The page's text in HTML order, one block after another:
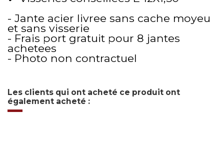
- Jante acier livree sans cache moyeu
et sans visserie
- Frais port gratuit pour 8 jantes
achetees
- Photo non contractuel
Les clients qui ont acheté ce produit ont
également acheté :